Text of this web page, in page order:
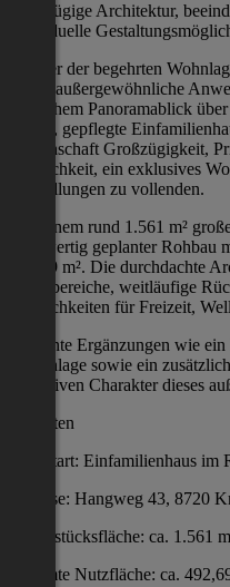
Großzügige Architektur,
individuelle
In einer der begehrten
dieses außergewöhnliche
herrlichem Panoramablick
ruhige, gepflegte
Liegenschaft Großzügigkeit,
Möglichkeit, ein exklusives
Vorstellungen zu vollenden.
Auf einem rund 1.561 m²
hochwertig geplanter Rohbau
492,69 m². Die durchdachte
Wohnbereiche, weitläufige
Möglichkeiten für Freizeit,
Geplante Ergänzungen wie
Poolanlage sowie ein
exklusiven Charakter dieses
Eckdaten
Objektart: Einfamilienhaus im
Adresse: Hangweg 43, 8720
Grundstücksfläche: ca. 1.561
Gesamte Nutzfläche: ca.